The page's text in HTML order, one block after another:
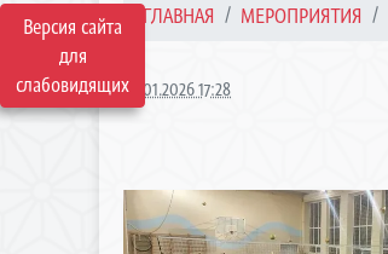
Версия сайта
для
слабовидящих
ГЛАВНАЯ МЕРОПРИЯТИЯ
10.01.2026 17:28